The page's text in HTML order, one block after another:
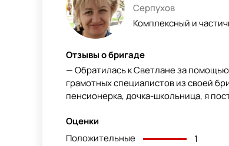
Серпухов
Комплексный и
Отзывы о бригаде
— Обратилась к Светлане за
грамотных специалистов из своей
пенсионерка, дочка-школьница, я
Оценки
Положительные
1